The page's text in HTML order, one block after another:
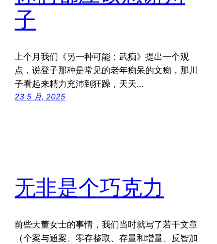
子
上个月我们《另一种可能：武痴》提出一个观
点，说登子那种是常见的老年痴呆的文痴，那川
子看起来精力充沛到狂躁，天天…
23 5 月, 2025
无非是个巧克力
前些天董女士的事情，我们当时就写了若干文章
（个案与通案、零存整取、存量和增量、反智加